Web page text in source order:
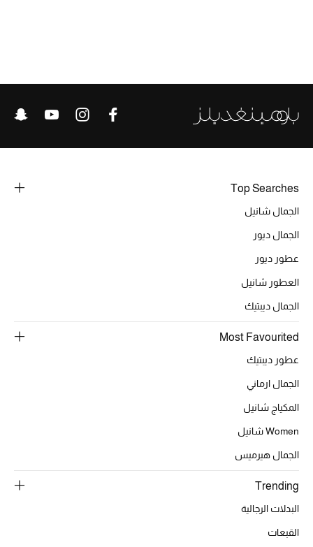
الحقائب النسائية
حقائب رجالية
أبرز المصممين
أبرز الحقائب
أحذية النسائية
تشكيلة الأحذية
Top Searches
الجمال شانيل
الجمال ديور
عطور ديور
العطور شانيل
الجمال ديبتيك
Most Favourited
عطور ديبتيك
الجمال ارماني
المكياج شانيل
Women شانيل
الجمال هيرميس
Trending
البدلات الرجالية
القبعات